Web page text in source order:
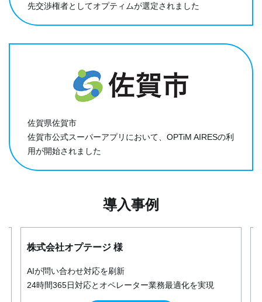
先交渉権者としてオプティムが選定されました
佐賀県佐賀市
佐賀市公式スーパーアプリにおいて、OPTiM AIRESの利
用が開始されました
導入事例
葵機工株式会社 様
「気軽に質問できる先輩」をAIで実現。
製造業の作業手順にこそAI活用を